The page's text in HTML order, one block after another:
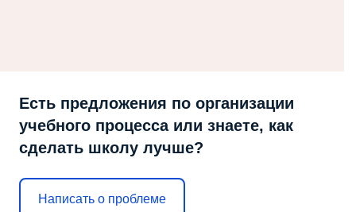
Есть предложения по организации
учебного процесса или знаете, как
сделать школу лучше?
Написать о проблеме